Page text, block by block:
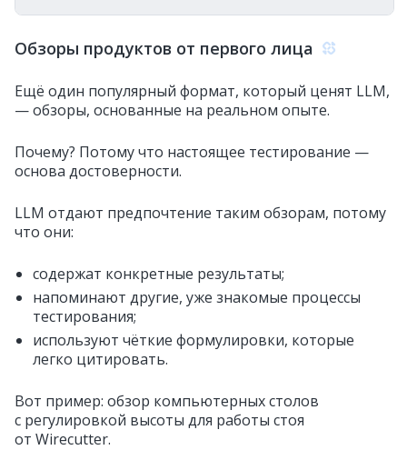
Обзоры продуктов от первого лица
Ещё один популярный формат, который ценят LLM,
— обзоры, основанные на реальном опыте.
Почему? Потому что настоящее тестирование —
основа достоверности.
LLM отдают предпочтение таким обзорам, потому
что они:
содержат конкретные результаты;
напоминают другие, уже знакомые процессы
тестирования;
используют чёткие формулировки, которые
легко цитировать.
Вот пример: обзор компьютерных столов
с регулировкой высоты для работы стоя
от Wirecutter.